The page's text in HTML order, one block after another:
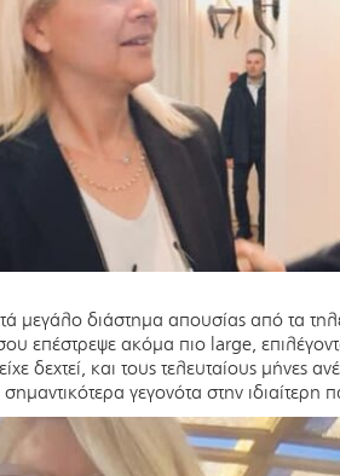
μεγάλο διάστημα απουσίας από τα
επέστρεψε ακόμα πιο large,
δεχτεί, και τους τελευταίους μήνες
γεγονότα στην ιδιαίτερη